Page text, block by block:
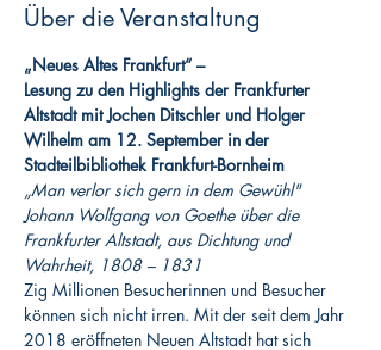
Über die Veranstaltung
„Neues Altes Frankfurt“ –
Lesung zu den Highlights der Frankfurter
Altstadt mit Jochen Ditschler und Holger
Wilhelm am 12. September in der
Stadteilbibliothek Frankfurt-Bornheim
„Man verlor sich gern in dem Gewühl"
Johann Wolfgang von Goethe über die
Frankfurter Altstadt, aus Dichtung und
Wahrheit, 1808 – 1831
Zig Millionen Besucherinnen und Besucher
können sich nicht irren. Mit der seit dem Jahr
2018 eröffneten Neuen Altstadt hat sich